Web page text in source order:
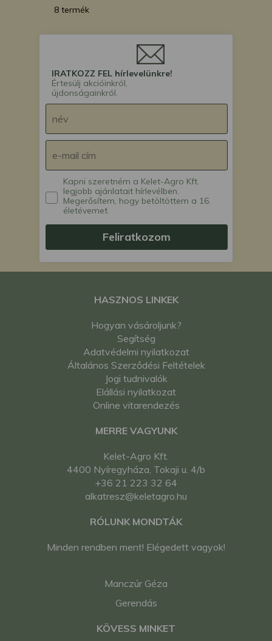
8 termék
IRATKOZZ FEL hírlevelünkre!
Értesülj akcióinkról,
újdonságainkról.
Kapni szeretném a Kelet-Agro Kft.
legjobb ajánlatait hírlevélben.
Megerősítem, hogy betöltöttem a 16.
életévemet.
Feliratkozom
HASZNOS LINKEK
Hogyan vásároljunk?
Segítség
Adatvédelmi nyilatkozat
Általános Szerződési Feltételek
Jogi tudnivalók
Elállási nyilatkozat
Online vitarendezés
MERRE VAGYUNK
Kelet-Agro Kft.
4400 Nyíregyháza, Tokaji u. 4/b
+36 21 223 32 64
alkatresz@keletagro.hu
RÓLUNK MONDTÁK
Minden rendben ment! Elégedett vagyok!
Manczúr Géza
Gerendás
KÖVESS MINKET